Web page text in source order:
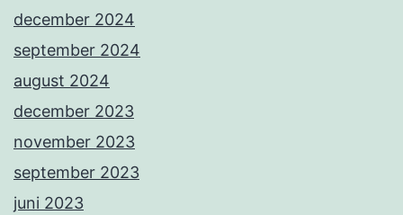
december 2024
september 2024
august 2024
december 2023
november 2023
september 2023
juni 2023